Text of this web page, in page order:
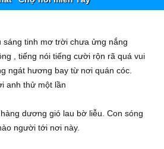
sáng tinh mơ trời chưa ửng nắng
, tiếng nói tiếng cười rộn rã quá vui
ngát hương bay từ nơi quán cóc.
anh thử một lần
dương gió lau bờ liễu. Con sóng
người tới nơi này.